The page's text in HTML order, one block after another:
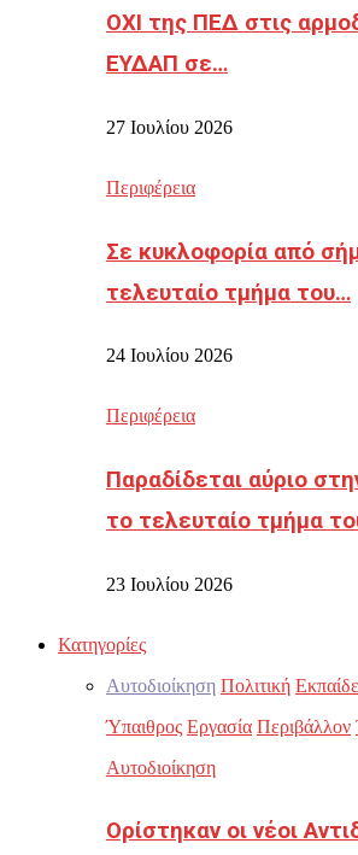
ΟΧΙ της ΠΕΔ στις
ΕΥΔΑΠ σε…
27 Ιουλίου 2026
Περιφέρεια
Σε κυκλοφορία από
τελευταίο τμήμα του…
24 Ιουλίου 2026
Περιφέρεια
Παραδίδεται αύριο
το τελευταίο τμήμα
23 Ιουλίου 2026
Κατηγορίες
Αυτοδιοίκηση Πολιτική
Ύπαιθρος Εργασία Περιβάλλον
Αυτοδιοίκηση
Ορίστηκαν οι νέοι